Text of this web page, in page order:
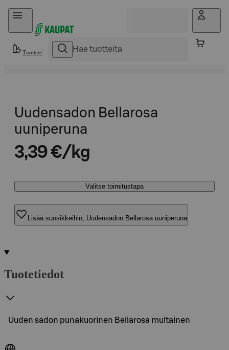
Hyppää sisältöön
Tuotteet
Uudensadon Bellarosa
uuniperuna
3,39 €/kg
Valitse toimitustapa
Lisää suosikkeihin, Uudensadon Bellarosa uuniperuna
Tuotetiedot
Uuden sadon punakuorinen Bellarosa multainen